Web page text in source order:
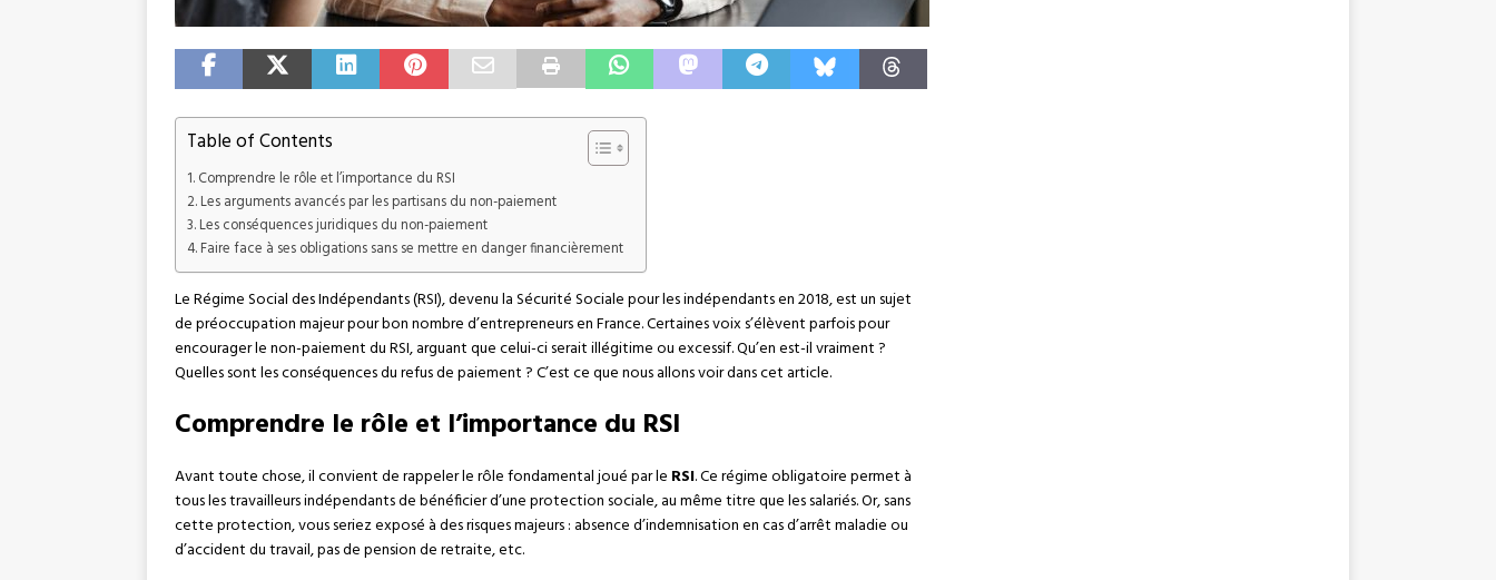
Table of Contents
Comprendre le rôle et l’importance du RSI
Les arguments avancés par les partisans du non-paiement
Les conséquences juridiques du non-paiement
Faire face à ses obligations sans se mettre en danger financièrement
Le Régime Social des Indépendants (RSI), devenu la Sécurité Sociale pour les indépendants en 2018, est un sujet
de préoccupation majeur pour bon nombre d’entrepreneurs en France. Certaines voix s’élèvent parfois pour
encourager le non-paiement du RSI, arguant que celui-ci serait illégitime ou excessif. Qu’en est-il vraiment ?
Quelles sont les conséquences du refus de paiement ? C’est ce que nous allons voir dans cet article.
Comprendre le rôle et l’importance du RSI
Avant toute chose, il convient de rappeler le rôle fondamental joué par le RSI. Ce régime obligatoire permet à
tous les travailleurs indépendants de bénéficier d’une protection sociale, au même titre que les salariés. Or, sans
cette protection, vous seriez exposé à des risques majeurs : absence d’indemnisation en cas d’arrêt maladie ou
d’accident du travail, pas de pension de retraite, etc.